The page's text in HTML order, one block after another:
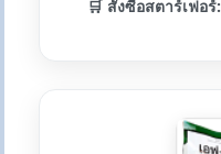
🛒 สั่งซื้อสตาร์เฟอร์: